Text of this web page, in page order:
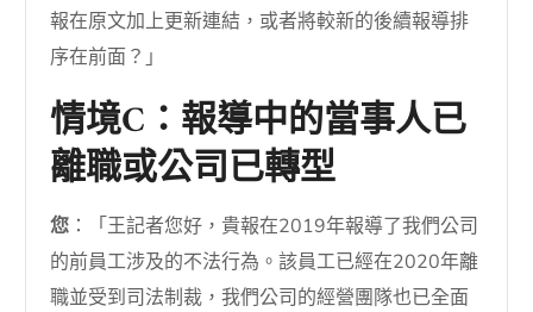
報在原文加上更新連結，或者將較新的後續報導排
序在前面？」
情境C：報導中的當事人已
離職或公司已轉型
您 ：「王記者您好，貴報在2019年報導了我們公司
的前員工涉及的不法行為。該員工已經在2020年離
職並受到司法制裁，我們公司的經營團隊也已全面